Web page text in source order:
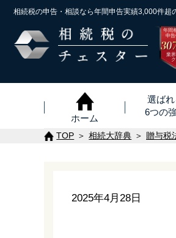
相続税の申告・相談なら年間申告実績3,000件超
年間
申
業
ホーム
選ばれ
6つの
TOP 相続大辞典 贈与税
2025年4月28日